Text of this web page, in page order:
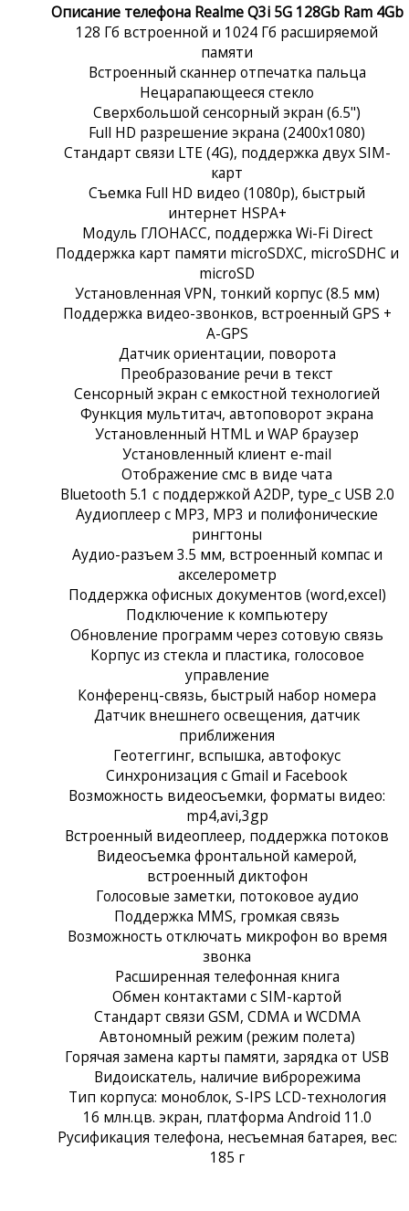
Описание телефона Realme Q3i 5G 128Gb Ram 4Gb
128 Гб встроенной и 1024 Гб расширяемой
памяти
Встроенный сканнер отпечатка пальца
Нецарапающееся стекло
Сверхбольшой сенсорный экран (6.5")
Full HD разрешение экрана (2400x1080)
Стандарт связи LTE (4G), поддержка двух SIM-
карт
Съемка Full HD видео (1080p), быстрый
интернет HSPA+
Модуль ГЛОНАСС, поддержка Wi-Fi Direct
Поддержка карт памяти microSDXC, microSDHC и
microSD
Установленная VPN, тонкий корпус (8.5 мм)
Поддержка видео-звонков, встроенный GPS +
A-GPS
Датчик ориентации, поворота
Преобразование речи в текст
Сенсорный экран c емкостной технологией
Функция мультитач, автоповорот экрана
Установленный HTML и WAP браузер
Установленный клиент e-mail
Отображение смс в виде чата
Bluetooth 5.1 с поддержкой A2DP, type_c USB 2.0
Аудиоплеер с MP3, MP3 и полифонические
рингтоны
Аудио-разъем 3.5 мм, встроенный компас и
акселерометр
Поддержка офисных документов (word,excel)
Подключение к компьютеру
Обновление программ через сотовую связь
Корпус из стекла и пластика, голосовое
управление
Конференц-связь, быстрый набор номера
Датчик внешнего освещения, датчик
приближения
Геотеггинг, вспышка, автофокус
Синхронизация с Gmail и Facebook
Возможность видеосъемки, форматы видео:
mp4,avi,3gp
Встроенный видеоплеер, поддержка потоков
Видеосъемка фронтальной камерой,
встроенный диктофон
Голосовые заметки, потоковое аудио
Поддержка MMS, громкая связь
Возможность отключать микрофон во время
звонка
Расширенная телефонная книга
Обмен контактами с SIM-картой
Стандарт связи GSM, CDMA и WCDMA
Автономный режим (режим полета)
Горячая замена карты памяти, зарядка от USB
Видоискатель, наличие виброрежима
Тип корпуса: моноблок, S-IPS LCD-технология
16 млн.цв. экран, платформа Android 11.0
Русификация телефона, несъемная батарея, вес:
185 г